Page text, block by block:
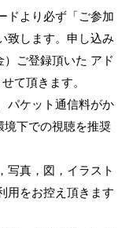
ドより必ず「ご参加
致します。申し込み
ご登録頂いた アド
て頂きます。
パケット通信料がか
境下での視聴を推奨
写真，図，イラスト
用をお控え頂きます